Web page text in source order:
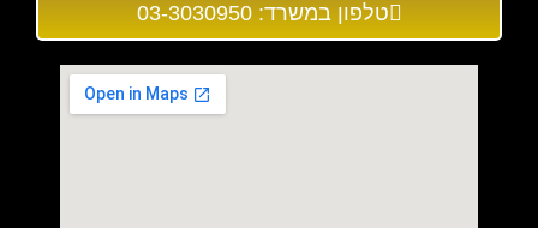
טלפון במשרד: 03-3030950